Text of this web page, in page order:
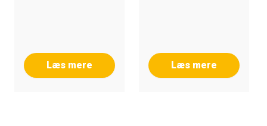
Læs mere Læs mere